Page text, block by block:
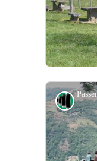
- 24
l’arbre,
Point